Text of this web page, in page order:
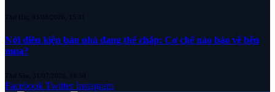
Thứ Hai, 03/08/2026, 15:31
Nới điều kiện bán nhà đang thế chấp: Cơ chế nào bảo vệ bên
mua?
Thứ Sáu, 31/07/2026, 16:50
Facebook Twitter Instagram